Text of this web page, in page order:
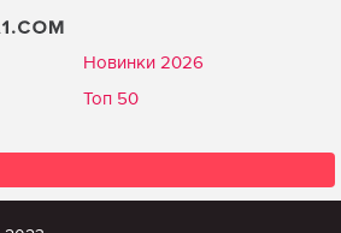
Новинки 2026
Топ 50